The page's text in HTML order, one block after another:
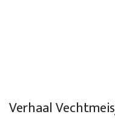
Verhaal